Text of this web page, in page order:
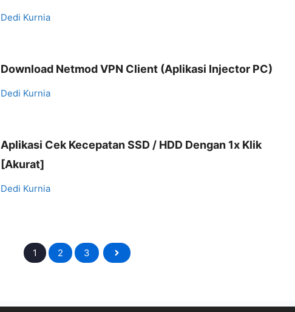
Dedi Kurnia
Download Netmod VPN Client (Aplikasi Injector PC)
Dedi Kurnia
Aplikasi Cek Kecepatan SSD / HDD Dengan 1x Klik
[Akurat]
Dedi Kurnia
1 2 3